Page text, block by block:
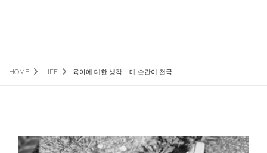
HOME LIFE 육아에 대한 생각 – 매 순간이 천국